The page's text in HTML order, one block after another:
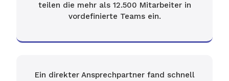
teilen die mehr als 12.500 Mitarbeiter in
vordefinierte Teams ein.
Ein direkter Ansprechpartner fand schnell